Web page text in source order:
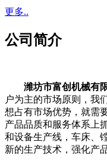
更多..
公司简介
潍坊市富创机械有
户为主的市场原则，我
想占有市场优势，就需
产品品质和服务体系上
和设备生产线，车床、
新的生产技术，强化产